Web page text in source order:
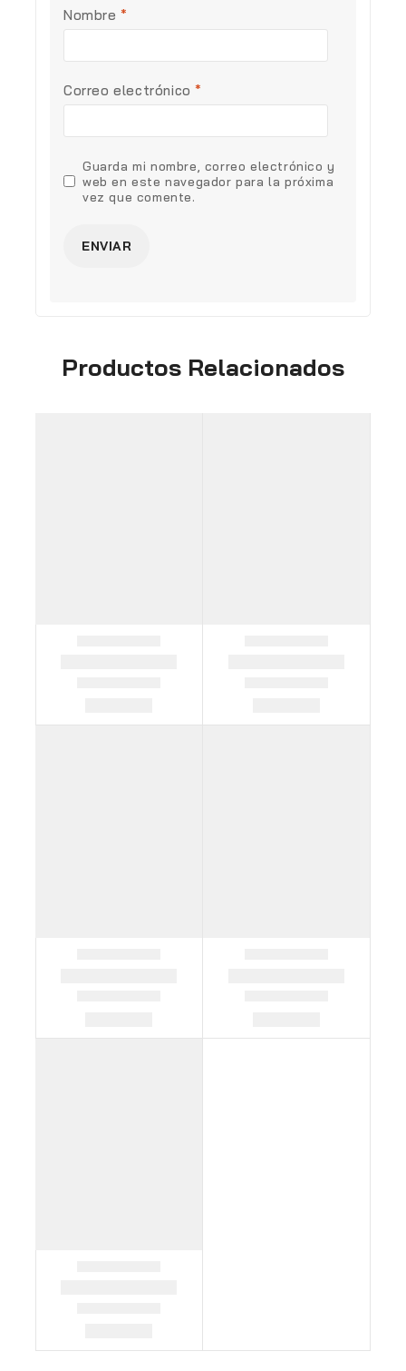
Nombre*
Correo electrónico*
Guarda mi nombre, correo electrónico y
web en este navegador para la próxima
vez que comente.
Productos Relacionados